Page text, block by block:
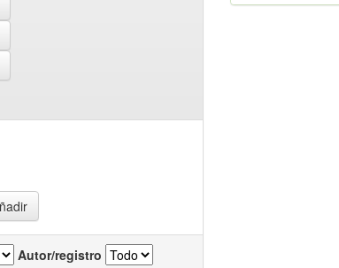
Autor/registro